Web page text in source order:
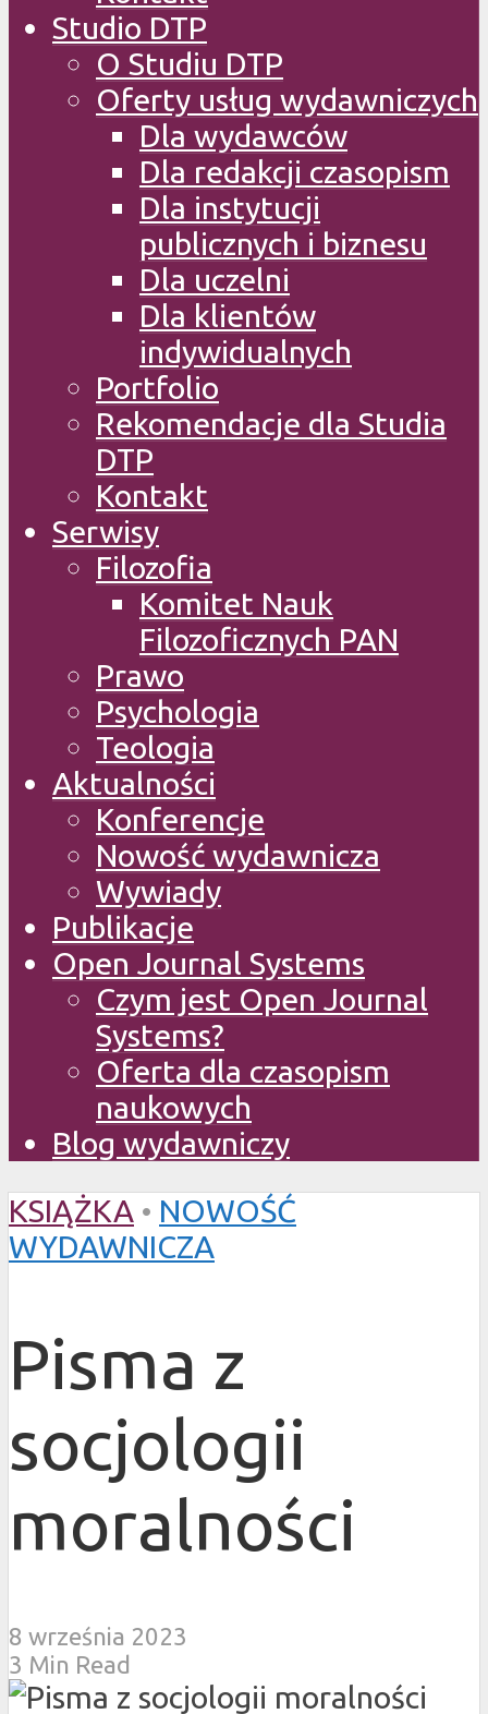
Studio DTP
O Studiu DTP
Oferty usług wydawniczych
Dla wydawców
Dla redakcji czasopism
Dla instytucji
publicznych i biznesu
Dla uczelni
Dla klientów
indywidualnych
Portfolio
Rekomendacje dla Studia
DTP
Kontakt
Serwisy
Filozofia
Komitet Nauk
Filozoficznych PAN
Prawo
Psychologia
Teologia
Aktualności
Konferencje
Nowość wydawnicza
Wywiady
Publikacje
Open Journal Systems
Czym jest Open Journal
Systems?
Oferta dla czasopism
naukowych
Blog wydawniczy
KSIĄŻKA • NOWOŚĆ
WYDAWNICZA
Pisma z
socjologii
moralności
8 września 2023
3 Min Read